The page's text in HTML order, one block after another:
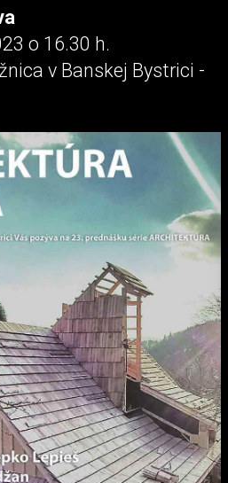
o 16.30 h.
v Banskej Bystrici -